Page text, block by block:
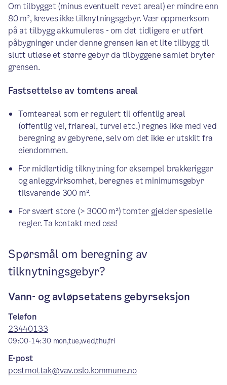
Om tilbygget (minus eventuelt revet areal) er mindre enn
80 m², kreves ikke tilknytningsgebyr. Vær oppmerksom
på at tilbygg akkumuleres - om det tidligere er utført
påbygninger under denne grensen kan et lite tilbygg til
slutt utløse et større gebyr da tilbyggene samlet bryter
grensen.
Fastsettelse av tomtens areal
Tomteareal som er regulert til offentlig areal
(offentlig vei, friareal, turvei etc.) regnes ikke med ved
beregning av gebyrene, selv om det ikke er utskilt fra
eiendommen.
For midlertidig tilknytning for eksempel brakkerigger
og anleggvirksomhet, beregnes et minimumsgebyr
tilsvarende 300 m².
For svært store (> 3000 m²) tomter gjelder spesielle
regler. Ta kontakt med oss!
Spørsmål om beregning av
tilknytningsgebyr?
Vann- og avløpsetatens gebyrseksjon
Telefon
23440133
09:00-14:30 mon,tue,wed,thu,fri
E-post
postmottak@vav.oslo.kommune.no